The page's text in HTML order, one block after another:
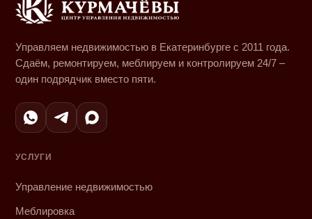
Управляем недвижимостью в Екатеринбурге с 2011 года.
Сдаём, ремонтируем, меблируем и контролируем 24/7 –
один подрядчик вместо пяти.
УСЛУГИ
Управление недвижимостью
Меблировка